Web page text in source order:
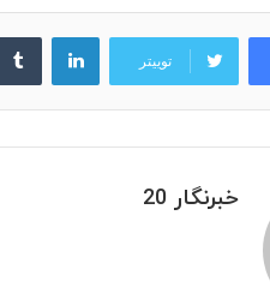
توییتر
لینکدین
خبرنگار 20